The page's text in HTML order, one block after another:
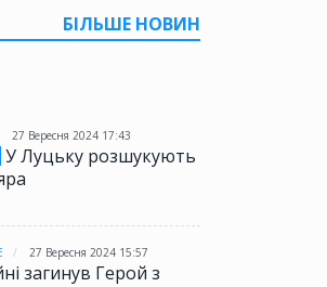
БІЛЬШЕ НОВИН
27 Вересня 2024 17:43
У Луцьку розшукують
27 Вересня 2024 15:57
загинув Герой з